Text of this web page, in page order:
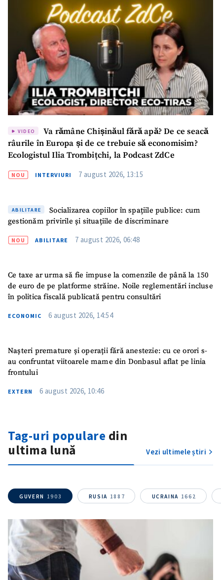
VIDEO
Va rămâne Chișinăul fără apă? De ce seacă
râurile în Europa și de ce trebuie să economisim?
Ecologistul Ilia Trombițchi, la Podcast ZdCe
NOU INTERVIURI 7 august 2026, 13:15
ABILITARE
Socializarea copiilor în spațiile publice: cum
gestionăm privirile și situațiile de discriminare
NOU ABILITARE 7 august 2026, 06:48
Ce taxe ar urma să fie impuse la comenzile de până la 150
de euro de pe platforme străine. Noile reglementări incluse
în politica fiscală publicată pentru consultări
ECONOMIC 6 august 2026, 14:54
Nașteri premature și operații fără anestezie: cu ce orori s-
au confruntat viitoarele mame din Donbasul aflat pe linia
frontului
EXTERN 6 august 2026, 10:46
Tag-uri populare din
ultima lună
Vezi ultimele știri
GUVERN 1903 RUSIA 1887 UCRAINA 1662
ȘTIREA MEA
Fotografie
+ Încarcă imagine
Link media+ Link media